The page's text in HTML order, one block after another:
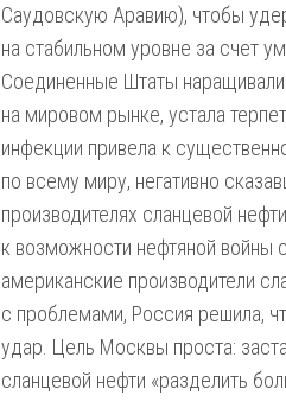
Саудовскую Аравию), чтобы
на стабильном уровне за счет
Соединенные Штаты
на мировом рынке, устала
инфекции привела к
по всему миру, негативно
производителях сланцевой
к возможности нефтяной
американские производители
с проблемами, Россия решила,
удар. Цель Москвы проста:
сланцевой нефти «разделить